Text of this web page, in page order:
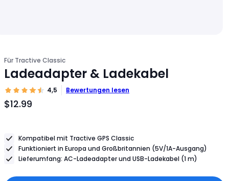
Für Tractive Classic
Ladeadapter & Ladekabel
4,5 Bewertungen lesen
$12.99
Produktpreis
Kompatibel mit Tractive GPS Classic
Funktioniert in Europa und Großbritannien (5V/1A-Ausgang)
Lieferumfang: AC-Ladeadapter und USB-Ladekabel (1 m)